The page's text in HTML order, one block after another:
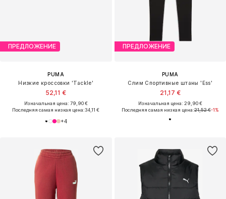
ПРЕДЛОЖЕНИЕ
PUMA
Низкие кроссовки 'Tackle'
52,11 €
Изначальная цена: 79,90 €
Последняя самая низкая цена:34,11 €
+4
ПРЕДЛОЖЕНИЕ
PUMA
Слим Спортивные штаны 'Ess'
21,17 €
Изначальная цена: 29,90 €
Последняя самая низкая цена:21,52 €-1%